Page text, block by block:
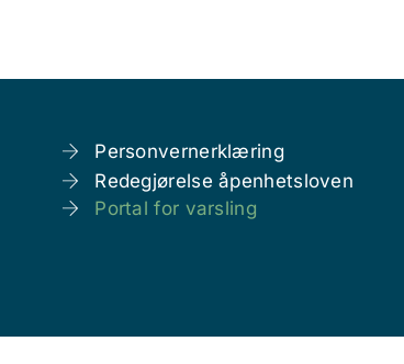
Personvernerklæring
Redegjørelse åpenhetsloven
Portal for varsling